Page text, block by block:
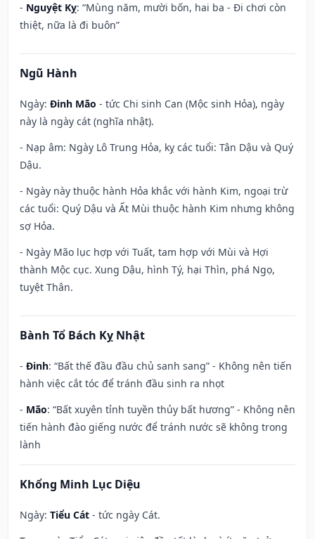
- Nguyệt Kỵ: “Mùng năm, mười bốn, hai ba - Đi chơi còn
thiệt, nữa là đi buôn”
Ngũ Hành
Ngày: Đinh Mão - tức Chi sinh Can (Mộc sinh Hỏa), ngày
này là ngày cát (nghĩa nhật).
- Nạp âm: Ngày Lô Trung Hỏa, kỵ các tuổi: Tân Dậu và Quý
Dậu.
- Ngày này thuộc hành Hỏa khắc với hành Kim, ngoại trừ
các tuổi: Quý Dậu và Ất Mùi thuộc hành Kim nhưng không
sợ Hỏa.
- Ngày Mão lục hợp với Tuất, tam hợp với Mùi và Hợi
thành Mộc cục. Xung Dậu, hình Tý, hại Thìn, phá Ngọ,
tuyệt Thân.
Bành Tổ Bách Kỵ Nhật
- Đinh: “Bất thế đầu đầu chủ sanh sang” - Không nên tiến
hành việc cắt tóc để tránh đầu sinh ra nhọt
- Mão: “Bất xuyên tỉnh tuyền thủy bất hương” - Không nên
tiến hành đào giếng nước để tránh nước sẽ không trong
lành
Khổng Minh Lục Diệu
Ngày: Tiểu Cát - tức ngày Cát.